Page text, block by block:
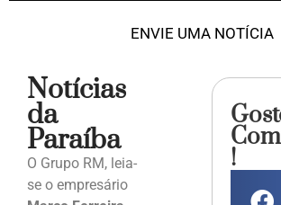
ENVIE UMA NOTÍCIA
Notícias
da
Paraíba
O Grupo RM, leia-
se o empresário
!